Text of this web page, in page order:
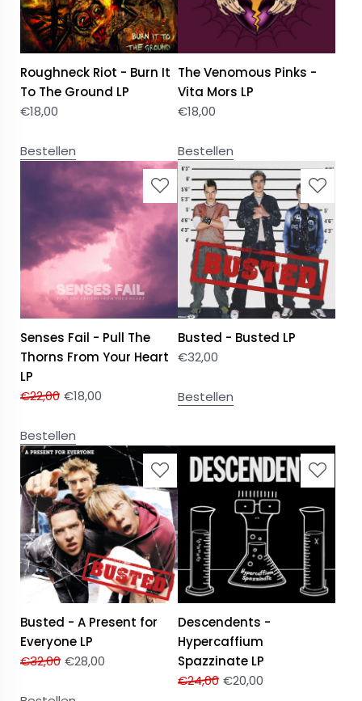
Roughneck Riot - Burn It
To The Ground LP
€18,00
Bestellen
The Venomous Pinks -
Vita Mors LP
€18,00
Bestellen
Senses Fail - Pull The
Thorns From Your Heart
LP
€22,00 €18,00
Bestellen
Busted - Busted LP
€32,00
Bestellen
Busted - A Present for
Everyone LP
€32,00 €28,00
Descendents -
Hypercaffium
Spazzinate LP
€24,00 €20,00